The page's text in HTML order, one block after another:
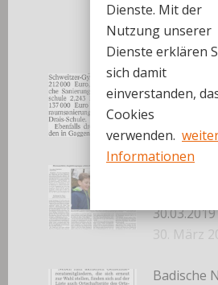
Weitere
30.03.2019
30. März
30.03.2019
30. März
Badische
Dienste. Mit der
Nutzung unserer
Dienste erklären
sich damit
einverstanden,
Cookies
verwenden.
Informationen